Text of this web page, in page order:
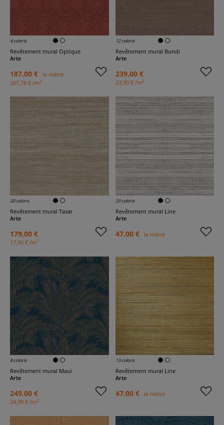
4 coloris
Revêtement mural Optique
Arte
187,00 €
le mètre
207,78 € /m2
12 coloris
Revêtement mural Bundi
Arte
239,00 €
23,90 € /m2
20 coloris
Revêtement mural Tasar
Arte
179,00 €
17,90 € /m2
29 coloris
Revêtement mural Line
Arte
47,00 € le mètre
8 coloris
Revêtement mural Maui
Arte
249,00 €
24,90 € /m2
13 coloris
Revêtement mural Line
Arte
47,00 € le mètre